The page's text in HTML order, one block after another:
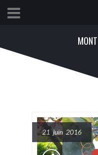
21 juin 2016